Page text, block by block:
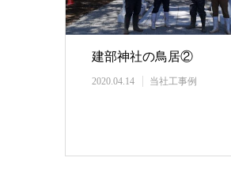
建部神社の鳥居②
2020.04.14 当社工事例